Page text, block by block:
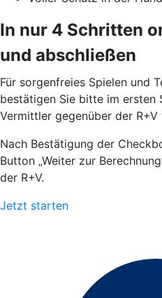
In nur 4 Schritten
und abschließen
Für sorgenfreies Spielen und
bestätigen Sie bitte im ersten
Vermittler gegenüber der
Nach Bestätigung der
Button „Weiter zur
der R+V.
Jetzt starten